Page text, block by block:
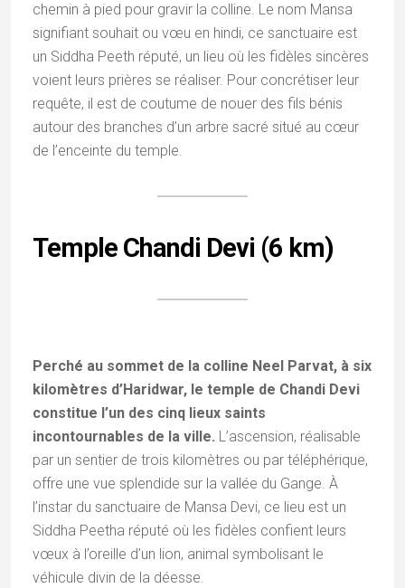
chemin à pied pour gravir la colline. Le nom Mansa
signifiant souhait ou vœu en hindi, ce sanctuaire est
un Siddha Peeth réputé, un lieu où les fidèles sincères
voient leurs prières se réaliser. Pour concrétiser leur
requête, il est de coutume de nouer des fils bénis
autour des branches d’un arbre sacré situé au cœur
de l’enceinte du temple.
Temple Chandi Devi (6 km)
Perché au sommet de la colline Neel Parvat, à six
kilomètres d’Haridwar, le temple de Chandi Devi
constitue l’un des cinq lieux saints
incontournables de la ville. L’ascension, réalisable
par un sentier de trois kilomètres ou par téléphérique,
offre une vue splendide sur la vallée du Gange. À
l’instar du sanctuaire de Mansa Devi, ce lieu est un
Siddha Peetha réputé où les fidèles confient leurs
vœux à l’oreille d’un lion, animal symbolisant le
véhicule divin de la déesse.